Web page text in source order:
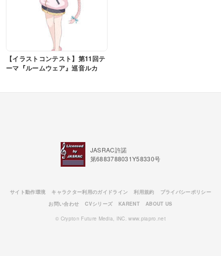
【イラストコンテスト】第11回テ
ーマ『ルームウェア』巡音ルカ
JASRAC許諾
第6883788031Y58330号
サイト動作環境 キャラクター利用のガイドライン 利用規約
プライバシーポリシー
お問い合わせ
CVシリーズ KARENT ABOUT US
© Crypton Future Media, INC. www.piapro.net